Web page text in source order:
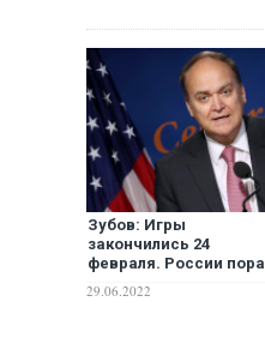
Зубов: Игры
закончились 24
февраля. России пора
29.06.2022